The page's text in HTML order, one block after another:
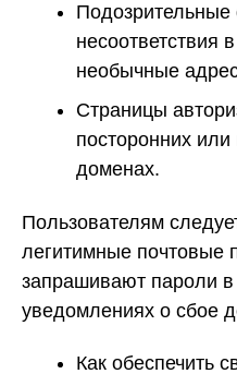
несоответствия
необычные
Страницы
посторонних
доменах.
Пользователям
легитимные почтовые
запрашивают пароли
уведомлениях о сбое
Как обеспечить